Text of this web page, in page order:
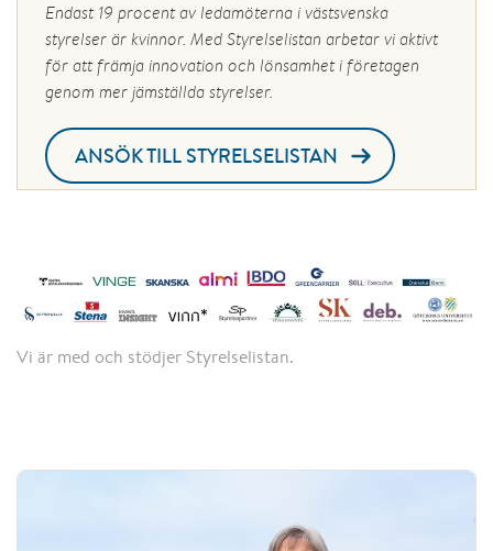
Endast 19 procent av ledamöterna i västsvenska
styrelser är kvinnor. Med Styrelselistan arbetar vi aktivt
för att främja innovation och lönsamhet i företagen
genom mer jämställda styrelser.
ANSÖK TILL STYRELSELISTAN
Vi är med och stödjer Styrelselistan.